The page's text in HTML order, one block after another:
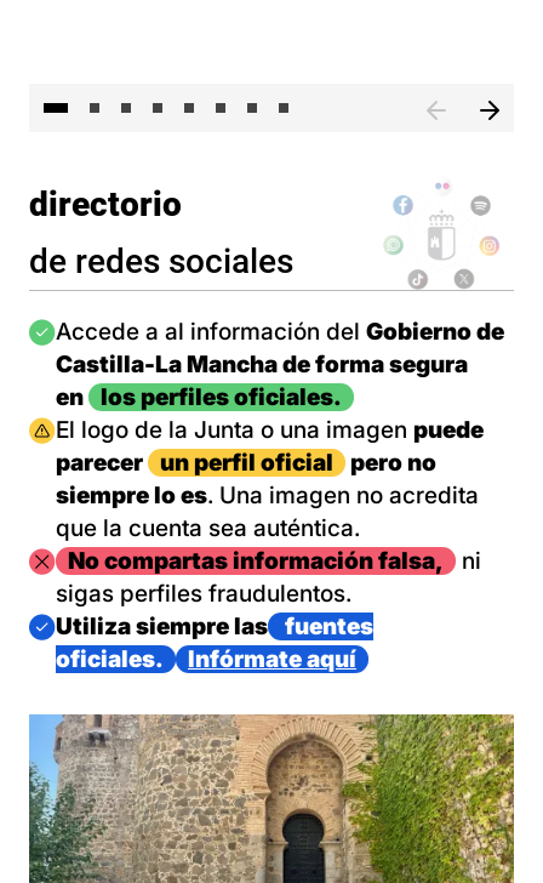
directorio
de redes sociales
Imagen
Accede a al información del Gobierno de
Castilla-La Mancha de forma segura
en
los perfiles oficiales.
Imagen
El logo de la Junta o una imagen puede
parecer
un perfil oficial
pero no
siempre lo es. Una imagen no acredita
que la cuenta sea auténtica.
ImagenNo compartas información falsa,
ni
sigas perfiles fraudulentos.
Imagen
Utiliza siempre las
fuentes
oficiales.
Infórmate aquí